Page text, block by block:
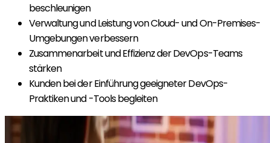
beschleunigen
Verwaltung und Leistung von Cloud- und On-Premises-
Umgebungen verbessern
Zusammenarbeit und Effizienz der DevOps-Teams
stärken
Kunden bei der Einführung geeigneter DevOps-
Praktiken und -Tools begleiten